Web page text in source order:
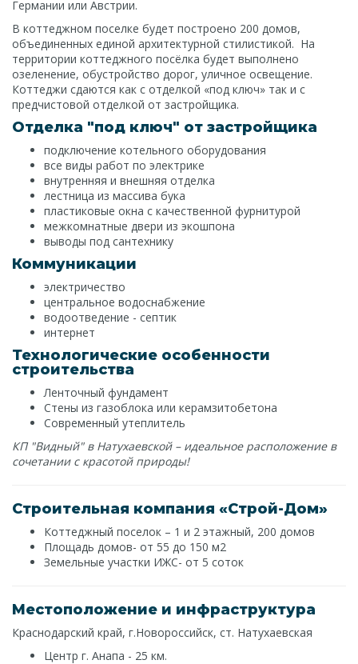
Германии или Австрии.
В коттеджном поселке будет построено 200 домов,
объединенных единой архитектурной стилистикой. На
территории коттеджного посёлка будет выполнено
озеленение, обустройство дорог, уличное освещение.
Коттеджи сдаются как с отделкой «под ключ» так и с
предчистовой отделкой от застройщика.
Отделка "под ключ" от застройщика
подключение котельного оборудования
все виды работ по электрике
внутренняя и внешняя отделка
лестница из массива бука
пластиковые окна с качественной фурнитурой
межкомнатные двери из экошпона
выводы под сантехнику
Коммуникации
электричество
центральное водоснабжение
водоотведение - септик
интернет
Технологические особенности
строительства
Ленточный фундамент
Стены из газоблока или керамзитобетона
Современный утеплитель
КП "Видный" в Натухаевской – идеальное расположение в
сочетании с красотой природы!
Строительная компания «Строй-Дом»
Коттеджный поселок – 1 и 2 этажный, 200 домов
Площадь домов- от 55 до 150 м2
Земельные участки ИЖС- от 5 соток
Местоположение и инфраструктура
Краснодарский край, г.Новороссийск, ст. Натухаевская
Центр г. Анапа - 25 км.